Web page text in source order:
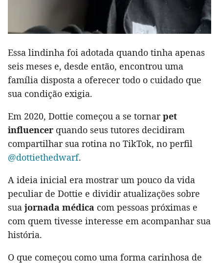
Essa lindinha foi adotada quando tinha apenas
seis meses e, desde então, encontrou uma
família disposta a oferecer todo o cuidado que
sua condição exigia.
Em 2020, Dottie começou a se tornarpet
influencer quando seus tutores decidiram
compartilhar sua rotina no TikTok, no perfil
@dottiethedwarf.
A ideia inicial era mostrar um pouco da vida
peculiar de Dottie e dividir atualizações sobre
sua jornada médica com pessoas próximas e
com quem tivesse interesse em acompanhar sua
história.
O que começou como uma forma carinhosa de